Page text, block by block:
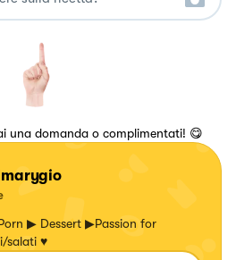
una domanda o complimentati! 😋
▶ Dessert ▶Passion for
salati ♥